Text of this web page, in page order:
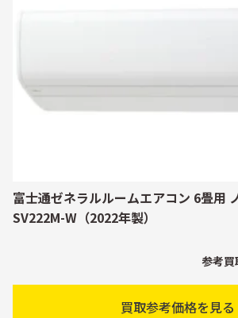
富士通ゼネラルルームエアコン 6畳用
SV222M-W（2022年製）
参考買
買取参考価格を見る